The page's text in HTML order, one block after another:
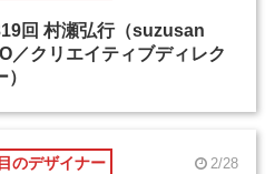
回 村瀬弘行（suzusan
／クリエイティブディレク
のデザイナー 2/28